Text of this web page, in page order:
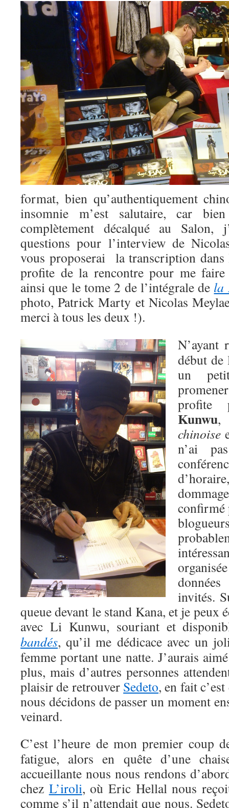
format, bien qu’authentiquement
insomnie m’est salutaire, car
complètement décalqué au Salon,
questions pour l’interview de
vous proposerai la transcription dans
profite de la rencontre pour me faire
ainsi que le tome 2 de l’intégrale de la
photo, Patrick Marty et Nicolas
merci à tous les deux !).
N’ayant
début de
un
profite
Kunwu,
chinoise
n’ai
confirmé
invités.
queue devant le stand Kana, et je peux
avec Li Kunwu, souriant et
bandés, qu’il me dédicace avec un
femme portant une natte. J’aurais
plus, mais d’autres personnes
plaisir de retrouver Sedeto, en fait
nous décidons de passer un moment
veinard.
C’est l’heure de mon premier coup
fatigue, alors en quête d’une
accueillante nous nous rendons
chez L’iroli, où Eric Hellal nous
comme s’il n’attendait que nous.